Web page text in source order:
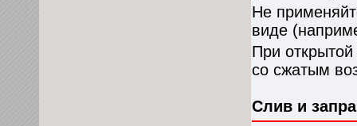
Не
виде
При
со сжатым
Слив и